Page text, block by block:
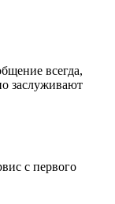
всегда,
заслуживают
с первого